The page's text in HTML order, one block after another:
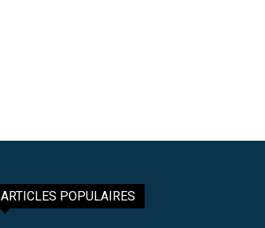
ARTICLES POPULAIRES